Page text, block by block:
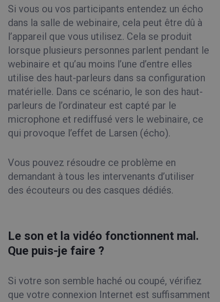
Si vous ou vos participants entendez un écho
dans la salle de webinaire, cela peut être dû à
l’appareil que vous utilisez. Cela se produit
lorsque plusieurs personnes parlent pendant le
webinaire et qu’au moins l’une d’entre elles
utilise des haut-parleurs dans sa configuration
matérielle. Dans ce scénario, le son des haut-
parleurs de l’ordinateur est capté par le
microphone et rediffusé vers le webinaire, ce
qui provoque l’effet de Larsen (écho).
Vous pouvez résoudre ce problème en
demandant à tous les intervenants d’utiliser
des écouteurs ou des casques dédiés.
Le son et la vidéo fonctionnent mal.
Que puis-je faire ?
Si votre son semble haché ou coupé, vérifiez
que votre connexion Internet est suffisamment